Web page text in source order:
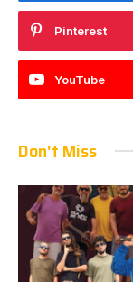
Pinterest
YouTube
Don't Miss